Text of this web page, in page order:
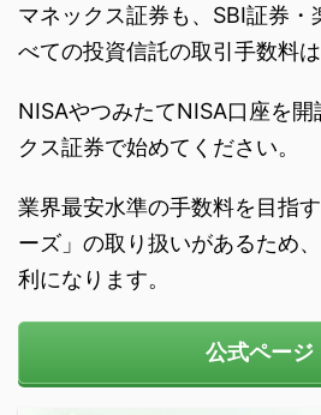
マネックス証券も、SBI証券・
べての投資信託の取引手数料は
NISAやつみたてNISA口座を開
クス証券で始めてください。
業界最安水準の手数料を目指
ーズ」の取り扱いがあるため
利になります。
公式ページ